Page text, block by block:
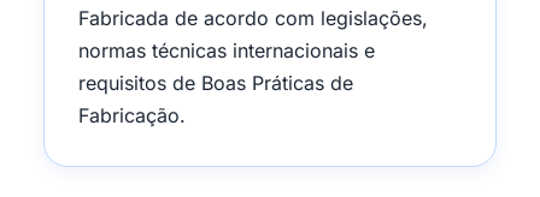
Fabricada de acordo com legislações,
normas técnicas internacionais e
requisitos de Boas Práticas de
Fabricação.